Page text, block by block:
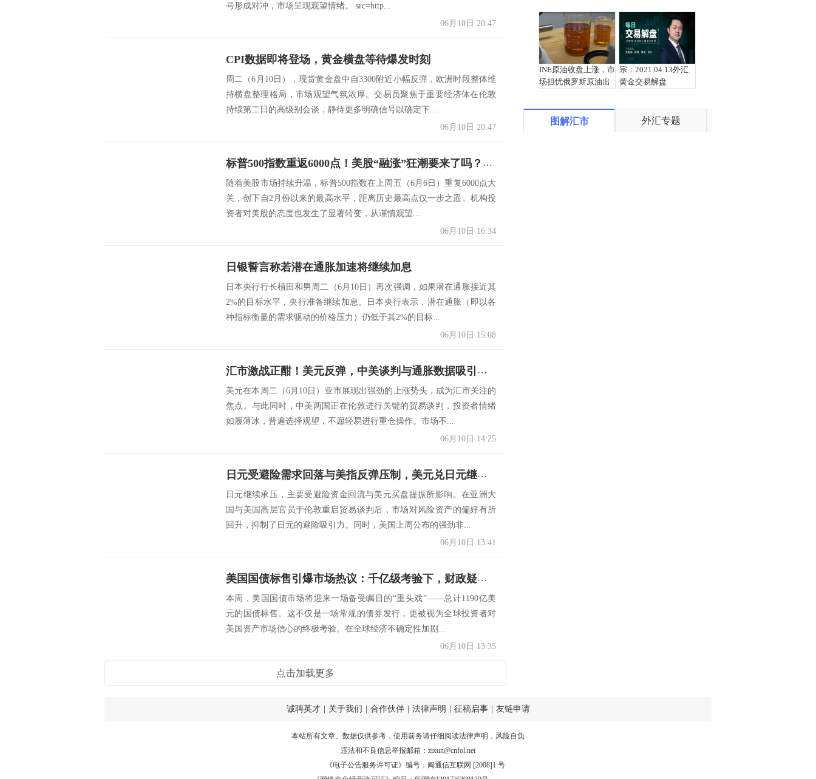
号形成对冲，市场呈现观望情绪。 src=http...
06月10日 20:47
CPI数据即将登场，黄金横盘等待爆发时刻
周二（6月10日），现货黄金盘中自3300附近小幅反弹，欧洲时段整体维
持横盘整理格局，市场观望气氛浓厚。交易员聚焦于重要经济体在伦敦
持续第二日的高级别会谈，静待更多明确信号以确定下...
06月10日 20:47
标普500指数重返6000点！美股“融涨”狂潮要来了吗？分析师：需谨慎
随着美股市场持续升温，标普500指数在上周五（6月6日）重复6000点大
关，创下自2月份以来的最高水平，距离历史最高点仅一步之遥。机构投
资者对美股的态度也发生了显著转变，从谨慎观望...
06月10日 16:34
日银誓言称若潜在通胀加速将继续加息
日本央行行长植田和男周二（6月10日）再次强调，如果潜在通胀接近其
2%的目标水平，央行准备继续加息。日本央行表示，潜在通胀（即以各
种指标衡量的需求驱动的价格压力）仍低于其2%的目标...
06月10日 15:08
汇市激战正酣！美元反弹，中美谈判与通胀数据吸引关注
美元在本周二（6月10日）亚市展现出强劲的上涨势头，成为汇市关注的
焦点。与此同时，中美两国正在伦敦进行关键的贸易谈判，投资者情绪
如履薄冰，普遍选择观望，不愿轻易进行重仓操作。市场不...
06月10日 14:25
日元受避险需求回落与美指反弹压制，美元兑日元继续反弹
日元继续承压，主要受避险资金回流与美元买盘提振所影响。在亚洲大
国与美国高层官员于伦敦重启贸易谈判后，市场对风险资产的偏好有所
回升，抑制了日元的避险吸引力。同时，美国上周公布的强劲非...
06月10日 13:41
美国国债标售引爆市场热议：千亿级考验下，财政疑虑重压长债！
本周，美国国债市场将迎来一场备受瞩目的“重头戏”——总计1190亿美
元的国债标售。这不仅是一场常规的债券发行，更被视为全球投资者对
美国资产市场信心的终极考验。在全球经济不确定性加剧...
06月10日 13:35
点击加载更多
INE原油收盘上涨，市
场担忧俄罗斯原油出
宗：2021.04.13外汇
黄金交易解盘
图解汇市 外汇专题
诚聘英才 关于我们 合作伙伴 法律声明 征稿启事 友链申请
本站所有文章、数据仅供参考，使用前务请仔细阅读法律声明 ，风险自负
违法和不良信息举报邮箱： zixun@cnfol.net
《电子公告服务许可证》编号：闽通信互联网 [2008]1 号